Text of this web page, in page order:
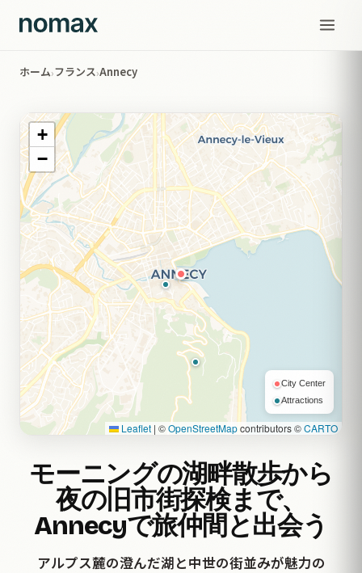
ホーム›フランス›Annecy
モーニングの湖畔散歩から
夜の旧市街探検まで、
Annecyで旅仲間と出会う
アルプス麓の澄んだ湖と中世の街並みが魅力の
+
−
City Center
Attractions
Leaflet | ©OpenStreetMapcontributors ©CARTO